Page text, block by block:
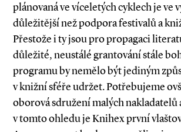
plánovaná ve víceletých cyklech je ve
důležitější než podpora festivalů a
Přestože i ty jsou pro propagaci
důležité, neustálé grantování stále
programu by nemělo být jediným
v knižní sféře udržet. Potřebujeme
oborová sdružení malých nakladatelů
v tomto ohledu je Knihex první